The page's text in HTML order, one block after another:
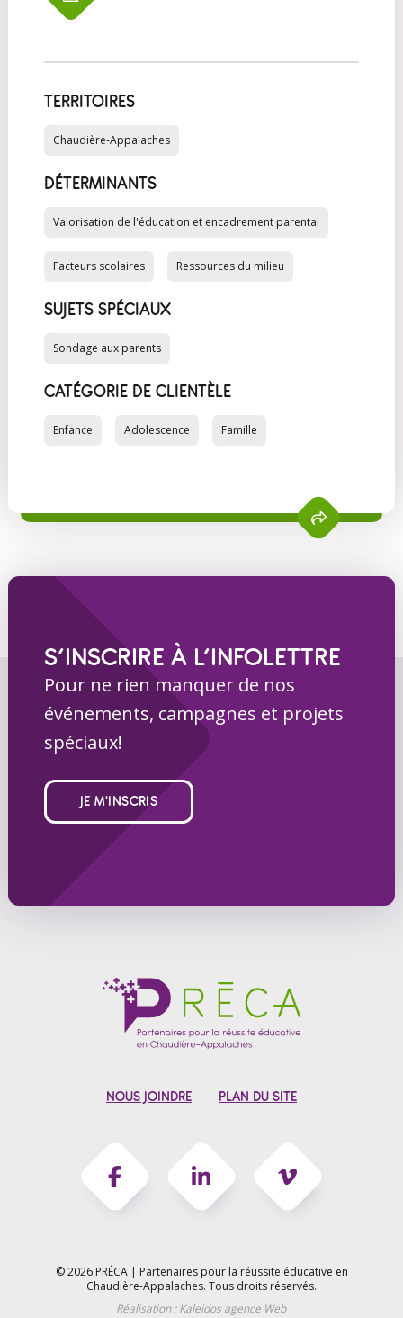
TERRITOIRES
Chaudière-Appalaches
DÉTERMINANTS
Valorisation de l'éducation et encadrement parental
Facteurs scolaires Ressources du milieu
SUJETS SPÉCIAUX
Sondage aux parents
CATÉGORIE DE CLIENTÈLE
Enfance Adolescence Famille
S’INSCRIRE À L’INFOLETTRE
Pour ne rien manquer de nos
événements, campagnes et projets
spéciaux!
JE M'INSCRIS
NOUS JOINDRE PLAN DU SITE
© 2026 PRÉCA | Partenaires pour la réussite éducative en
Chaudière-Appalaches. Tous droits réservés.
Réalisation :Kaleidos agence Web